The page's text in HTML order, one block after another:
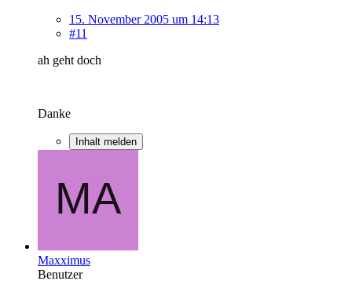
15. November 2005 um 14:13
#11
ah geht doch
Danke
Inhalt melden
Maxximus
Benutzer